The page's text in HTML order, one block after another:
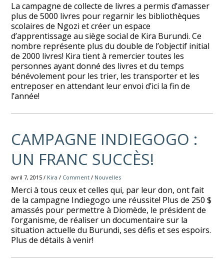
La campagne de collecte de livres a permis d’amasser
plus de 5000 livres pour regarnir les bibliothèques
scolaires de Ngozi et créer un espace
d’apprentissage au siège social de Kira Burundi. Ce
nombre représente plus du double de l’objectif initial
de 2000 livres! Kira tient à remercier toutes les
personnes ayant donné des livres et du temps
bénévolement pour les trier, les transporter et les
entreposer en attendant leur envoi d’ici la fin de
l’année!
CAMPAGNE INDIEGOGO :
UN FRANC SUCCÈS!
avril 7, 2015 / Kira / Comment / Nouvelles
Merci à tous ceux et celles qui, par leur don, ont fait
de la campagne Indiegogo une réussite! Plus de 250 $
amassés pour permettre à Diomède, le président de
l’organisme, de réaliser un documentaire sur la
situation actuelle du Burundi, ses défis et ses espoirs.
Plus de détails à venir!